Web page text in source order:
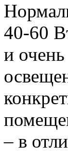
40-60
и
– в